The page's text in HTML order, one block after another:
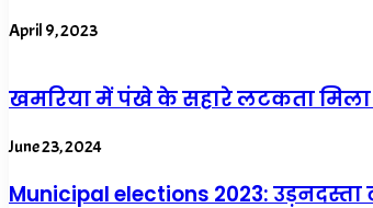
April 9, 2023
खमरिया में पंखे के सहारे लटकता मिला
June 23, 2024
Municipal elections 2023: